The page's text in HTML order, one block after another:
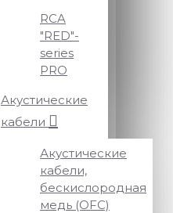
RCA
"RED"-
series
PRO
Акустические
кабели
Акустические
кабели,
бескислородная
медь (OFC)